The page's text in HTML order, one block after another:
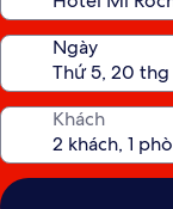
Ngày
Khách